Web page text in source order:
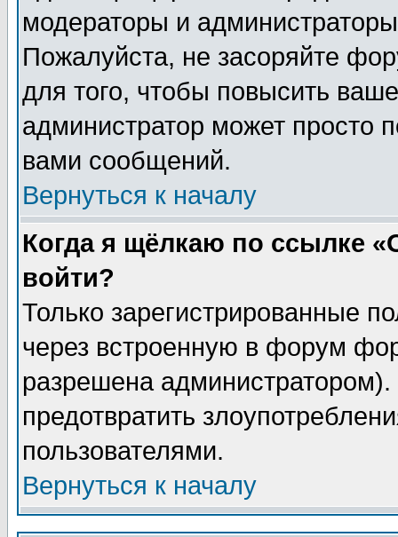
модераторы и
Пожалуйста, не засоряйте
для того, чтобы повысить
администратор может просто
вами сообщений.
Вернуться к началу
Когда я щёлкаю по ссылке
войти?
Только зарегистрированные
через встроенную в форум
разрешена
предотвратить
пользователями.
Вернуться к началу